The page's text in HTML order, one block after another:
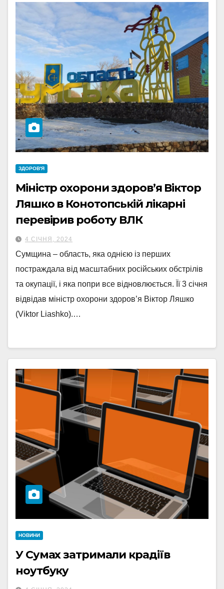
ЗДОРОВ'Я
Міністр охорони здоров’я Віктор
Ляшко в Конотопській лікарні
перевірив роботу ВЛК
4 СІЧНЯ, 2024
Сумщина – область, яка однією із перших
постраждала від масштабних російських обстрілів
та окупації, і яка попри все відновлюється. Її 3 січня
відвідав міністр охорони здоров’я Віктор Ляшко
(Viktor Liashko).…
НОВИНИ
У Сумах затримали крадіїв
ноутбуку